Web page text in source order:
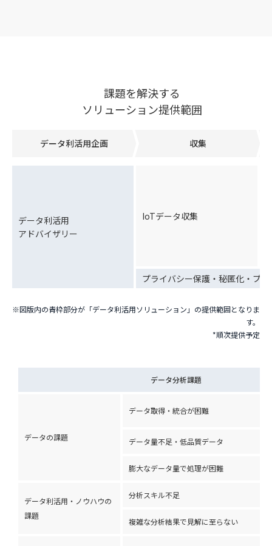
課題を解決する
ソリューション提供範囲
データ利活用企画 収集
データ利活用
アドバイザリー
IoTデータ収集
プライバシー保護・秘匿化・プ
※図版内の青枠部分が「データ利活用ソリューション」の提供範囲となりま
す。
*順次提供予定
データ分析課題
データの課題
データ取得・統合が困難
データ量不足・低品質データ
膨大なデータ量で処理が困難
データ利活用・ ノウハウの
課題
分析スキル不足
複雑な分析結果で見解に至らない